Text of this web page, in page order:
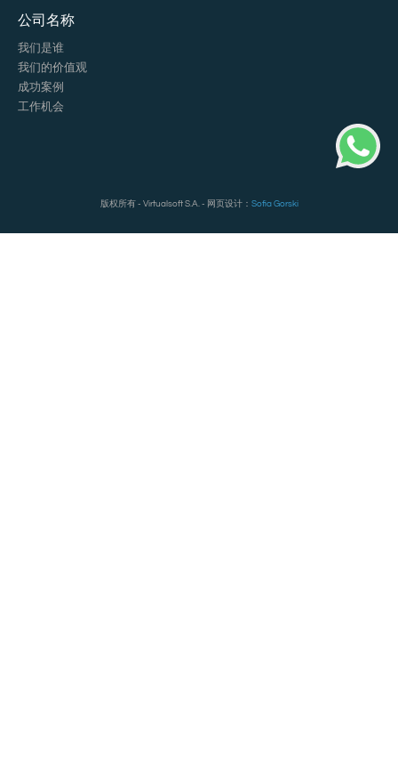
公司名称
我们是谁
我们的价值观
成功案例
工作机会
版权所有 - Virtualsoft S.A. - 网页设计： Sofia Gorski